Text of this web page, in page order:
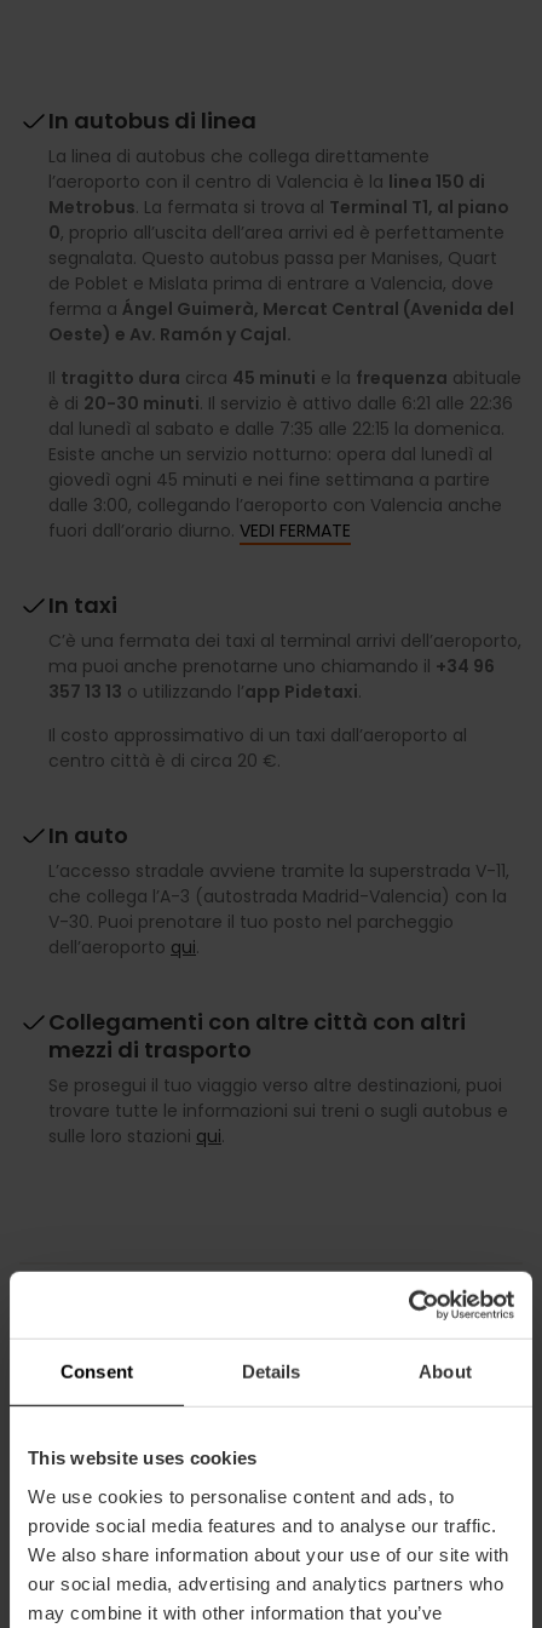
Consent Details About
This website uses cookies
We use cookies to personalise content and ads, to
provide social media features and to analyse our traffic.
We also share information about your use of our site with
our social media, advertising and analytics partners who
may combine it with other information that you’ve
In autobus di linea
La linea di autobus che collega direttamente
l’aeroporto con il centro di Valencia è la linea 150 di
Metrobus. La fermata si trova al Terminal T1, al piano
0, proprio all’uscita dell’area arrivi ed è perfettamente
segnalata. Questo autobus passa per Manises, Quart
de Poblet e Mislata prima di entrare a Valencia, dove
ferma a Ángel Guimerà, Mercat Central (Avenida del
Oeste) e Av. Ramón y Cajal.
Il tragitto dura circa 45 minuti e la frequenza abituale
è di 20-30 minuti. Il servizio è attivo dalle 6:21 alle 22:36
dal lunedì al sabato e dalle 7:35 alle 22:15 la domenica.
Esiste anche un servizio notturno: opera dal lunedì al
giovedì ogni 45 minuti e nei fine settimana a partire
dalle 3:00, collegando l’aeroporto con Valencia anche
fuori dall’orario diurno. VEDI FERMATE
In taxi
C’è una fermata dei taxi al terminal arrivi dell’aeroporto,
ma puoi anche prenotarne uno chiamando il +34 96
357 13 13 o utilizzando l’app Pidetaxi.
Il costo approssimativo di un taxi dall’aeroporto al
centro città è di circa 20 €.
In auto
L’accesso stradale avviene tramite la superstrada V-11,
che collega l’A-3 (autostrada Madrid-Valencia) con la
V-30. Puoi prenotare il tuo posto nel parcheggio
dell’aeroporto qui.
Collegamenti con altre città con altri
mezzi di trasporto
Se prosegui il tuo viaggio verso altre destinazioni, puoi
trovare tutte le informazioni sui treni o sugli autobus e
sulle loro stazioni qui.
Servizi dell’aeroporto
L’aeroporto dispone di chioschi, negozi duty-free, bar e
Wi-Fi, assistenza medica e servizi igienici accessibili alle
persone con disabilità. È presente anche una sala VIP
situata tra il T1 e il Terminal Regionale.
Ufficio informazioni turistiche
Situato al piano arrivi, offre informazioni turistiche